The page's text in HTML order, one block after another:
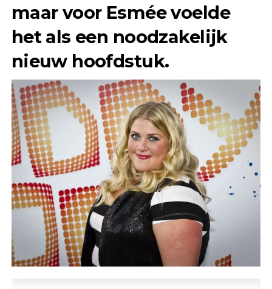
maar voor Esmée voelde
het als een noodzakelijk
nieuw hoofdstuk.